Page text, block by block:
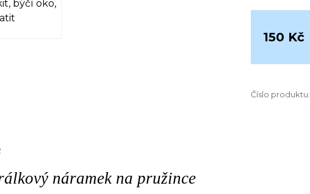
150 Kč
Číslo produktu:
náramek na pružince